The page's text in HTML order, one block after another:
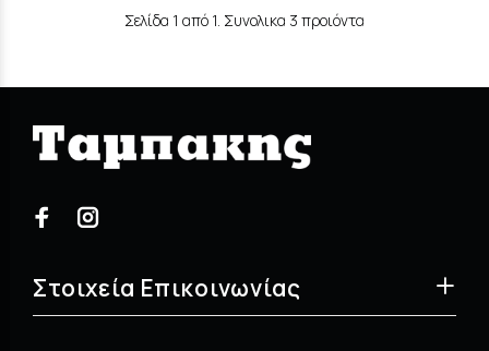
Σελίδα 1 από 1. Συνολικα 3 προιόντα
Στοιχεία Επικοινωνίας